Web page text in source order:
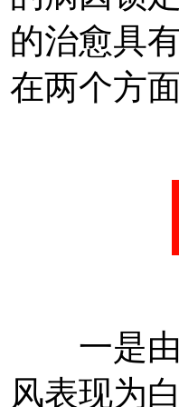
的治愈具
在两个方面
一是由
风表现为